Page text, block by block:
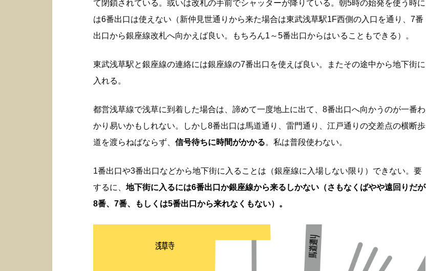
て閉鎖されている。或いは改札の手前でシャッターが降りている。朝5時の始発を使う時に
は6番出口は使えない（新仲見世通りから来た場合は東武浅草駅1F西側の入口を通り、7番
出口から銀座線改札へ向かえば良い。もちろん1～5番出口からはいることもできる）。
東武浅草駅と銀座線の連絡には銀座線の7番出口を使えば良い。またその途中から地下街に
入れる。
都営浅草線で浅草に到着した場合は、諦めて一度地上に出て、8番出口へ向かうのが一番わ
かり易いかもしれない。しかし8番出口は馬道通り、雷門通り、江戸通りの交差点の横断歩
道を渡らねばならず、 信号待ちに時間がかかる。私は普段使わない。
1番出口や3番出口などから地下街に入ることは（銀座線に入場しない限り）できない。要
するに、 地下街に入るには6番出口か銀座線から来るしかない（さもなくばやや遠回りだが
8番、7番、もしくは5番出口から来れなくもない）。